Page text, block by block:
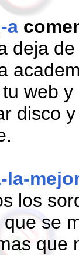
a
deja
web
disco
la-
los
se
que